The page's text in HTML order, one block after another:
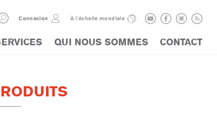
Connexion À l'échelle mondiale
QUI NOUS SOMMES CONTACT